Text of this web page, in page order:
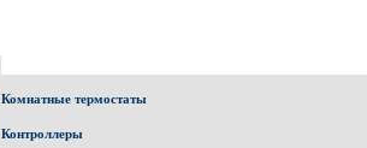
Комнатные термостаты
Контроллеры